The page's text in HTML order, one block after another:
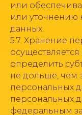
или
или уточнению
данных.
5.7. Хранение
определить
не дольше, чем
персональных
персональных
федеральным